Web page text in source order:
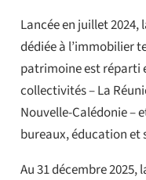
Lancée en juillet 2024,
dédiée à l’immobilier
patrimoine est réparti
collectivités – La
Nouvelle-Calédonie –
bureaux, éducation et
Au 31 décembre